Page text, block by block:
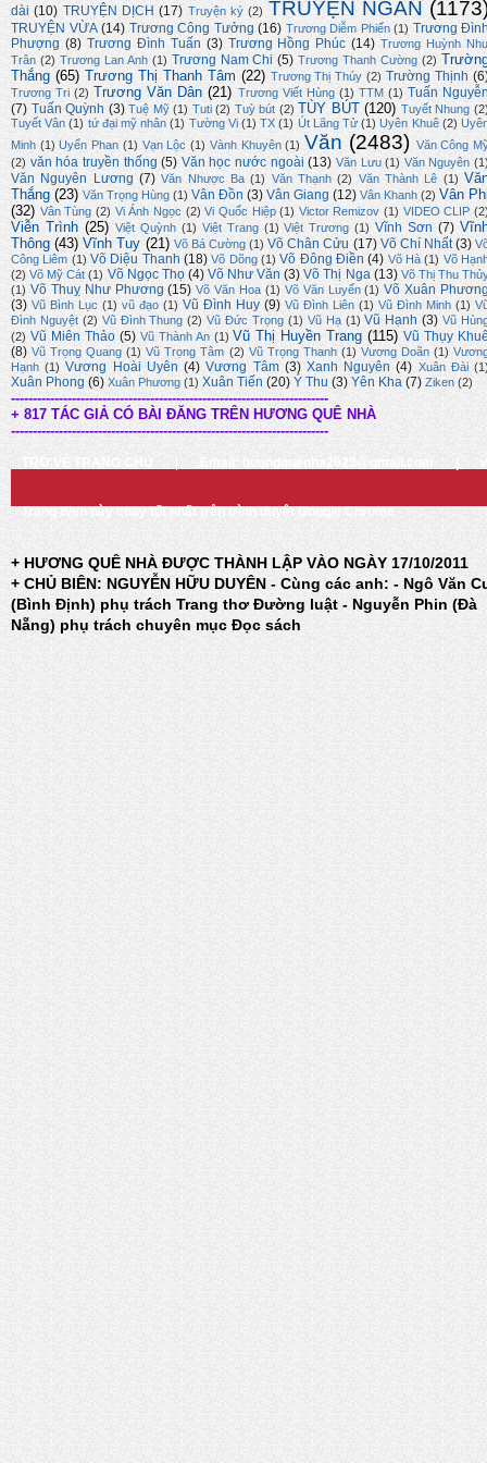
dài (10) TRUYỆN DỊCH (17) Truyện ký (2) TRUYỆN NGẮN
TRUYỆN VỪA (14) Trương Công Tưởng (16) Trương Diễm Phiến (1) Trương
Phượng (8) Trương Đình Tuấn (3) Trương Hồng Phúc (14) Trương Huỳnh
Trân (2) Trương Lan Anh (1) Trương Nam Chi (5) Trương Thanh Cường (2)
Thắng (65) Trương Thị Thanh Tâm (22) Trương Thị Thúy (2) Trường Thịnh
Trương Tri (2) Trương Văn Dân (21) Trương Viết Hùng (1) TTM (1) Tuấn
(7) Tuấn Quỳnh (3) Tuệ Mỹ (1) Tuti (2) Tuỳ bút (2) TÙY BÚT (120) Tuyết Nhung
Tuyết Vân (1) tứ đại mỹ nhân (1) Tường Vi (1) TX (1) Út Lãng Tử (1) Uyên Khuê (2)
Minh (1) Uyển Phan (1) Vạn Lộc (1) Vành Khuyên (1) Văn (2483) Văn Công
(2) văn hóa truyền thống (5) Văn học nước ngoài (13) Văn Lưu (1) Văn Nguyên
Văn Nguyên Lương (7) Văn Nhược Ba (1) Văn Thạnh (2) Văn Thành Lê (1)
Thắng (23) Văn Trọng Hùng (1) Vân Đồn (3) Vân Giang (12) Vân Khanh (2) Vân
(32) Vân Tùng (2) Vi Ánh Ngọc (2) Vi Quốc Hiệp (1) Victor Remizov (1) VIDEO CLIP
Viễn Trình (25) Việt Quỳnh (1) Việt Trang (1) Việt Trương (1) Vĩnh Sơn (7)
Thông (43) Vĩnh Tuy (21) Võ Bá Cường (1) Võ Chân Cửu (17) Võ Chí Nhất (3)
Công Liêm (1) Võ Diệu Thanh (18) Võ Dõng (1) Võ Đông Điền (4) Võ Hà (1) Võ
(2) Võ Mỹ Cát (1) Võ Ngọc Thọ (4) Võ Như Văn (3) Võ Thị Nga (13) Võ Thị Thu
(1) Võ Thuỵ Như Phương (15) Võ Văn Hoa (1) Võ Văn Luyến (1) Võ Xuân
(3) Vũ Bình Lục (1) vũ đạo (1) Vũ Đình Huy (9) Vũ Đình Liên (1) Vũ Đình Minh (1)
Đình Nguyệt (2) Vũ Đình Thung (2) Vũ Đức Trọng (1) Vũ Hạ (1) Vũ Hạnh (3) Vũ
(2) Vũ Miên Thảo (5) Vũ Thành An (1) Vũ Thị Huyền Trang (115) Vũ Thụy
(8) Vũ Trọng Quang (1) Vũ Trọng Tâm (2) Vũ Trọng Thanh (1) Vương Doãn (1)
Hạnh (1) Vương Hoài Uyên (4) Vương Tâm (3) Xanh Nguyên (4) Xuân Đài
Xuân Phong (6) Xuân Phương (1) Xuân Tiến (20) Ý Thu (3) Yên Kha (7) Ziken (2)
-------------------------------------------------------------------------
+ 817 TÁC GIẢ CÓ BÀI ĐĂNG TRÊN HƯƠNG QUÊ NHÀ
-------------------------------------------------------------------------
TRỞ VỀ TRANG CHỦ Email: huongquenha2023@gmail.com
Trang Web này chạy tốt nhất trên trình duyệt Google Chrome
+ HƯƠNG QUÊ NHÀ ĐƯỢC THÀNH LẬP VÀO NGÀY 17/10/2011
+ CHỦ BIÊN: NGUYỄN HỮU DUYÊN - Cùng các anh: - Ngô Văn
(Bình Định) phụ trách Trang thơ Đường luật - Nguyễn Phin (Đà
Nẵng) phụ trách chuyên mục Đọc sách